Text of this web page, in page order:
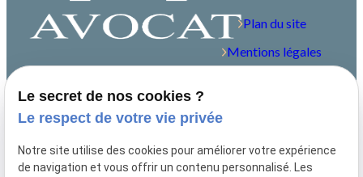
Plan du site
Mentions légales
Gestion des cookies
Le secret de nos cookies ?
Le respect de votre vie privée
Notre site utilise des cookies pour améliorer votre expérience
de navigation et vous offrir un contenu personnalisé. Les